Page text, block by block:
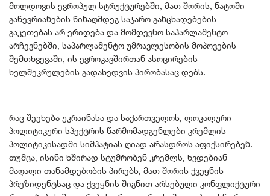
მოლდოვის ევროპულ სტრუქტურებში, მათ შორის, ნატოში
გაწევრიანების წინაღმდეგ საჯარო განცხადებების
გაკეთებას არ ერიდება და მომდევნო საპარლამენტო
არჩევნებში, საპარლამენტო უმრავლესობის მოპოვების
შემთხვევაში, ის ევროკავშირთან ასოცირების
ხელშეკრულების გადახედვის პირობასაც დებს.
რაც შეეხება უკრაინასა და საქართველოს, ლოკალური
პოლიტიკური სპექტრის წარმომადგენლები კრემლის
პოლიტიკისადმი სიმპატიას ღიად არასდროს აფიქსირებენ.
თუმცა, ისინი ხშირად სტუმრობენ კრემლს, ხვდებიან
მაღალი თანამდებობის პირებს, მათ შორის ქვეყნის
პრეზიდენტსაც და ქვეყნის შიგნით არსებული კონფლიქტური